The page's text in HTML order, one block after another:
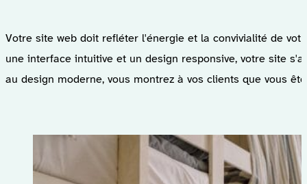
Votre site web doit refléter l'énergie et la convivialité de
une interface intuitive et un design responsive, votre site
au design moderne, vous montrez à vos clients que vous